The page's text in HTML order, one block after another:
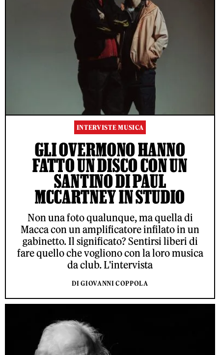
INTERVISTE MUSICA
GLI OVERMONO HANNO
FATTO UN DISCO CON UN
SANTINO DI PAUL
MCCARTNEY IN STUDIO
Non una foto qualunque, ma quella di
Macca con un amplificatore infilato in un
gabinetto. Il significato? Sentirsi liberi di
fare quello che vogliono con la loro musica
da club. L'intervista
DI GIOVANNI COPPOLA